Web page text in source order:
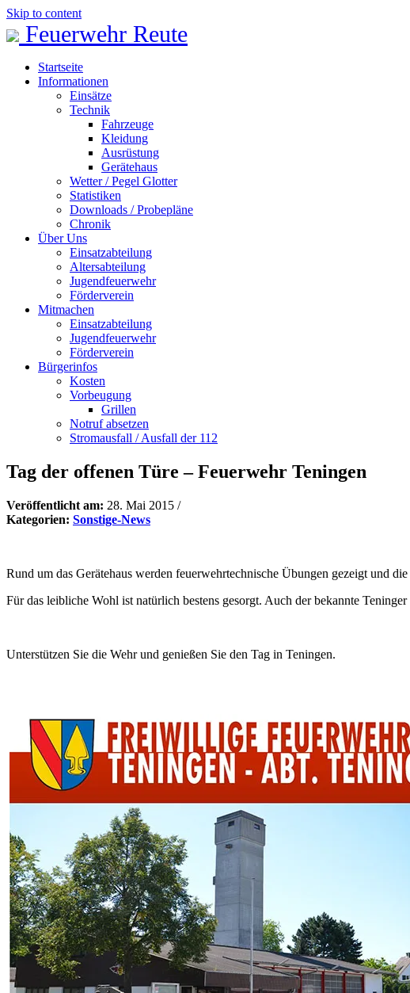
Skip to content
Feuerwehr Reute
Startseite
Informationen
Einsätze
Technik
Fahrzeuge
Kleidung
Ausrüstung
Gerätehaus
Wetter / Pegel Glotter
Statistiken
Downloads / Probepläne
Chronik
Über Uns
Einsatzabteilung
Altersabteilung
Jugendfeuerwehr
Förderverein
Mitmachen
Einsatzabteilung
Jugendfeuerwehr
Förderverein
Bürgerinfos
Kosten
Vorbeugung
Grillen
Notruf absetzen
Stromausfall / Ausfall der 112
Tag der offenen Türe – Feuerwehr Teningen
Veröffentlicht am: 28. Mai 2015 /
Kategorien: Sonstige-News
Rund um das Gerätehaus werden feuerwehrtechnische Übungen gezeigt und
Für das leibliche Wohl ist natürlich bestens gesorgt. Auch der bekannte
Unterstützen Sie die Wehr und genießen Sie den Tag in Teningen.